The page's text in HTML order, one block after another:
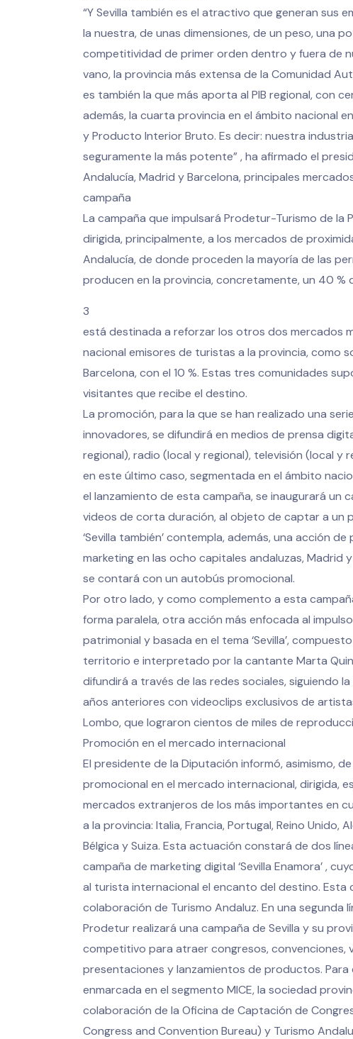
“Y Sevilla también es el atractivo que generan sus
la nuestra, de unas dimensiones, de un peso, una
competitividad de primer orden dentro y fuera de
vano, la provincia más extensa de la Comunidad
es también la que más aporta al PIB regional, con
además, la cuarta provincia en el ámbito nacional
y Producto Interior Bruto. Es decir: nuestra
seguramente la más potente” , ha afirmado el
Andalucía, Madrid y Barcelona, principales
campaña
La campaña que impulsará Prodetur-Turismo de la
dirigida, principalmente, a los mercados de
Andalucía, de donde proceden la mayoría de las
producen en la provincia, concretamente, un 40 %
3
está destinada a reforzar los otros dos mercados
nacional emisores de turistas a la provincia, como
Barcelona, con el 10 %. Estas tres comunidades
visitantes que recibe el destino.
La promoción, para la que se han realizado una
innovadores, se difundirá en medios de prensa
regional), radio (local y regional), televisión (local y
en este último caso, segmentada en el ámbito
el lanzamiento de esta campaña, se inaugurará un
videos de corta duración, al objeto de captar a un
‘Sevilla también’ contempla, además, una acción
marketing en las ocho capitales andaluzas, Madrid
se contará con un autobús promocional.
Por otro lado, y como complemento a esta
forma paralela, otra acción más enfocada al
patrimonial y basada en el tema ‘Sevilla’,
territorio e interpretado por la cantante Marta
difundirá a través de las redes sociales, siguiendo
años anteriores con videoclips exclusivos de
Lombo, que lograron cientos de miles de
Promoción en el mercado internacional
El presidente de la Diputación informó, asimismo,
promocional en el mercado internacional, dirigida,
mercados extranjeros de los más importantes en
a la provincia: Italia, Francia, Portugal, Reino Unido,
Bélgica y Suiza. Esta actuación constará de dos
campaña de marketing digital ‘Sevilla Enamora’ ,
al turista internacional el encanto del destino. Esta
colaboración de Turismo Andaluz. En una segunda
Prodetur realizará una campaña de Sevilla y su
competitivo para atraer congresos, convenciones,
presentaciones y lanzamientos de productos. Para
enmarcada en el segmento MICE, la sociedad
colaboración de la Oficina de Captación de
Congress and Convention Bureau) y Turismo